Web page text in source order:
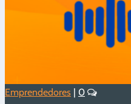
Emprendedores 0